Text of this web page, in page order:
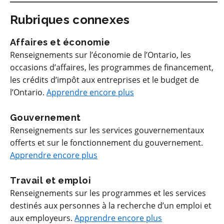
Rubriques connexes
Affaires et économie
Renseignements sur l’économie de l’Ontario, les
occasions d’affaires, les programmes de financement,
les crédits d’impôt aux entreprises et le budget de
l’Ontario. Apprendre encore plus
Gouvernement
Renseignements sur les services gouvernementaux
offerts et sur le fonctionnement du gouvernement.
Apprendre encore plus
Travail et emploi
Renseignements sur les programmes et les services
destinés aux personnes à la recherche d’un emploi et
aux employeurs. Apprendre encore plus